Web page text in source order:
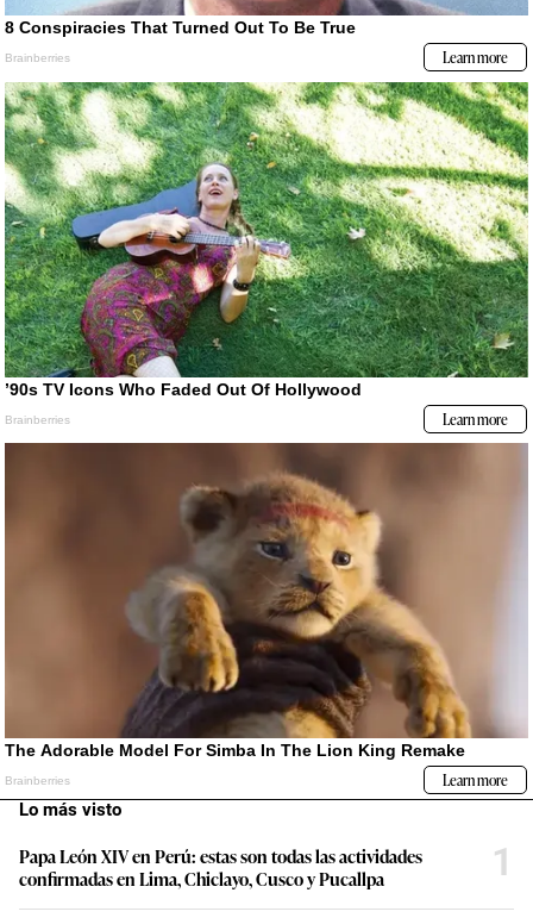
Lo más visto
Papa León XIV en Perú: estas son todas las actividades
confirmadas en Lima, Chiclayo, Cusco y Pucallpa
1